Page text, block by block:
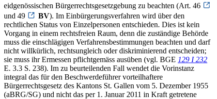
eidgenössischen Bürgerrechtsgesetzgebung zu beachten (Art. 46
und 49
BV). Im Einbürgerungsverfahren wird über den
rechtlichen Status von Einzelpersonen entschieden. Dies ist kein
Vorgang in einem rechtsfreien Raum, denn die zuständige Behörde
muss die einschlägigen Verfahrensbestimmungen beachten und darf
nicht willkürlich, rechtsungleich oder diskriminierend entscheiden;
sie muss ihr Ermessen pflichtgemäss ausüben (vgl. BGE 129 I 232
E. 3.3 S. 238). Im zu beurteilenden Fall wendet die Vorinstanz
integral das für den Beschwerdeführer vorteilhaftere
Bürgerrechtsgesetz des Kantons St. Gallen vom 5. Dezember 1955
(aBRG/SG) und nicht das per 1. Januar 2011 in Kraft getretene